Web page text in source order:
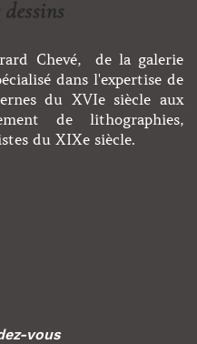
Chevé, de la galerie
dans l'expertise de
du XVIe siècle aux
de lithographies,
du XIXe siècle.
vous